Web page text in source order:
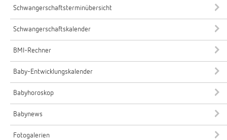
Schwangerschaftsterminübersicht
Schwangerschaftskalender
BMI-Rechner
Baby-Entwicklungskalender
Babyhoroskop
Babynews
Fotogalerien